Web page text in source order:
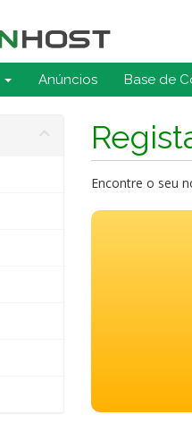
Anúncios Base de
Encontre o seu